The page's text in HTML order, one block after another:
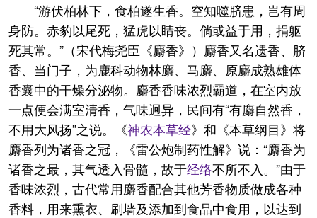
“游伏柏林下，食柏遂生香。空知噬脐患，岂有周
身防。赤豹以尾死，猛虎以睛丧。倘或益于用，捐躯
死其常。”（宋代梅尧臣《麝香》）麝香又名遗香、脐
香、当门子，为鹿科动物林麝、马麝、原麝成熟雄体
香囊中的干燥分泌物。麝香香味浓烈霸道，在室内放
一点便会满室清香，气味迥异，民间有“有麝自然香，
不用大风扬”之说。《神农本草经》和《本草纲目》将
麝香列为诸香之冠，《雷公炮制药性解》说：“麝香为
诸香之最，其气透入骨髓，故于经络不所不入。”由于
香味浓烈，古代常用麝香配合其他芳香物质做成各种
香料，用来熏衣、刷墙及添加到食品中食用，以达到